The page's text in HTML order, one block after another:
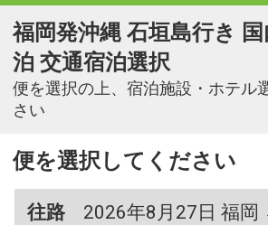
福岡発沖縄 石垣島行き
泊 交通宿泊選択
便を選択の上、宿泊施設・ホテル
さい
便を選択してください
往路
2026年8月27日 福